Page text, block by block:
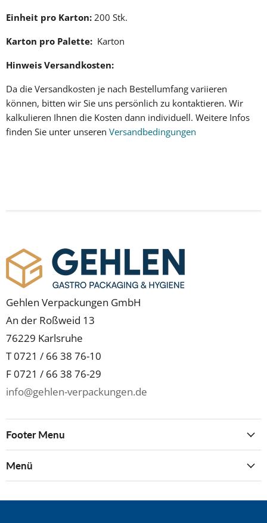
Einheit pro Karton: 200 Stk.
Karton pro Palette: Karton
Hinweis Versandkosten:
Da die Versandkosten je nach Bestellumfang variieren
können, bitten wir Sie uns persönlich zu kontaktieren. Wir
kalkulieren Ihnen die Kosten dann individuell. Weitere Infos
finden Sie unter unseren Versandbedingungen
Gehlen Verpackungen GmbH
An der Roßweid 13
76229 Karlsruhe
T 0721 / 66 38 76-10
F 0721 / 66 38 76-29
info@gehlen-verpackungen.de
Footer Menu
Menü